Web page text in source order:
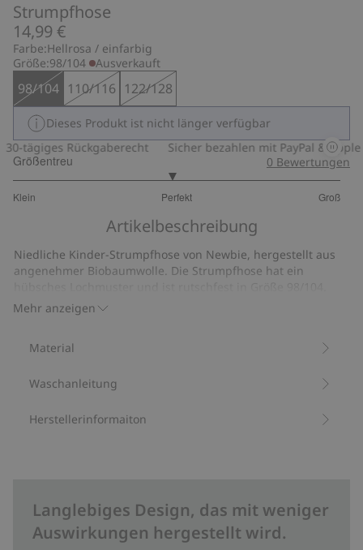
Strumpfhose
14,99 €
Farbe:Hellrosa / einfarbig
Größe:98/104 Ausverkauft
98/104 110/116 122/128
Dieses Produkt ist nicht länger verfügbar
tägiges Rückgaberecht
Sicher bezahlen mit PayPal & Apple
Größentreu
Klein Perfekt Groß
von
33
Bewertungen
0 Bewertungen
Artikelbeschreibung
Mehr anzeigen
Niedliche Kinder-Strumpfhose von Newbie, hergestellt aus
angenehmer Biobaumwolle. Die Strumpfhose hat ein
Enthält 78 % Biobaumwolle.
Artikelnummer
Material
Waschanleitung
Herstellerinformaiton
Langlebiges Design, das mit weniger
Auswirkungen hergestellt wird.